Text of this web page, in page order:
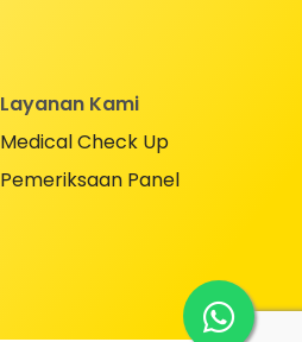
Layanan Kami
Medical Check Up
Pemeriksaan Panel